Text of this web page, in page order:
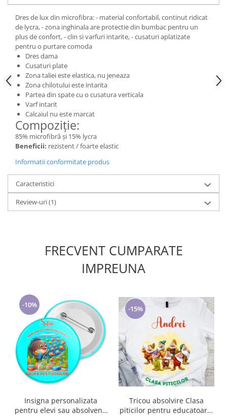
Cadouri pentru Doctori
Cadouri pentru Sfânta Maria
Martisoare
Dres de lux din microfibra: - material confortabil, continut ridicat
de lycra, - zona inghinala are protectie din bumbac pentru un
plus de confort, - clin si varfuri intarite, - cusaturi aplatizate
pentru o purtare comoda
Dres dama
Cusaturi plate
Zona taliei este elastica, nu jeneaza
Zona chilotului este intarita
Partea din spate cu o cusatura verticala
Varf intarit
Calcaiul nu este marcat
Compoziție:
85% microfibră și 15% lycra
Beneficii: rezistent / foarte elastic
Informatii conformitate produs
Caracteristici
Review-uri(1)
FRECVENT CUMPARATE
IMPREUNA
-10%
Insigna personalizata
pentru elevi sau absolvenți
-15%
Tricou absolvire Clasa
piticilor pentru educatoare,